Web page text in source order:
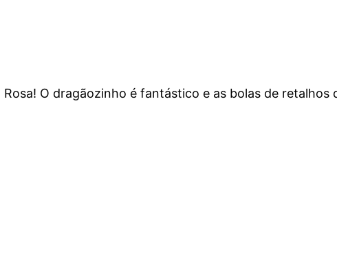
Rosa! O dragãozinho é fantástico e as bolas de